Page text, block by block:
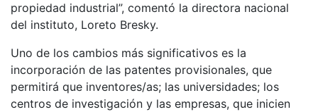
propiedad industrial”, comentó la directora nacional
del instituto, Loreto Bresky.
Uno de los cambios más significativos es la
incorporación de las patentes provisionales, que
permitirá que inventores/as; las universidades; los
centros de investigación y las empresas, que inicien